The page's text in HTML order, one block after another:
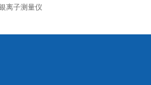
离子测量仪